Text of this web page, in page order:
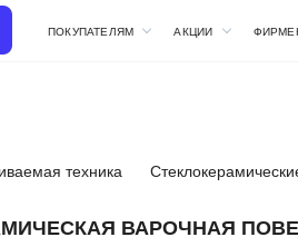
ПОКУПАТЕЛЯМ АКЦИИ
техника
ВАРОЧНАЯ